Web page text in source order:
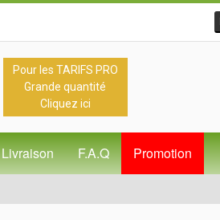
Pour les TARIFS PRO
Grande quantité
Cliquez ici
Livraison F.A.Q Promotion